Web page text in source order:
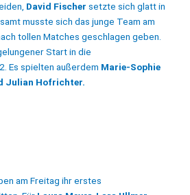
David Fischer setzte sich glatt in
musste sich das junge Team am
tollen Matches geschlagen geben.
Start in die
Es spielten außerdem Marie-Sophie
Julian Hofrichter.
am Freitag ihr erstes